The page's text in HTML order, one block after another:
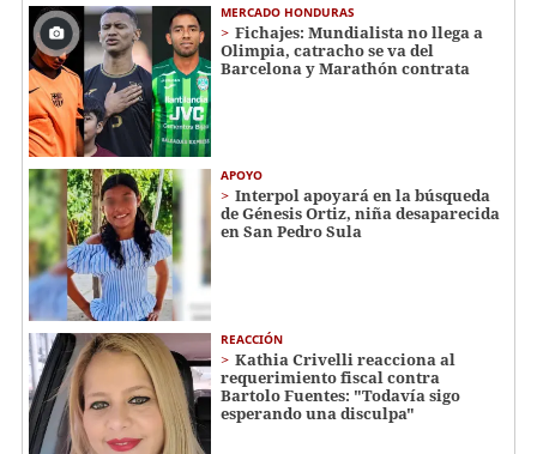
MERCADO HONDURAS
Fichajes: Mundialista no llega a
Olimpia, catracho se va del
Barcelona y Marathón contrata
APOYO
Interpol apoyará en la búsqueda
de Génesis Ortiz, niña desaparecida
en San Pedro Sula
REACCIÓN
Kathia Crivelli reacciona al
requerimiento fiscal contra
Bartolo Fuentes: "Todavía sigo
esperando una disculpa"